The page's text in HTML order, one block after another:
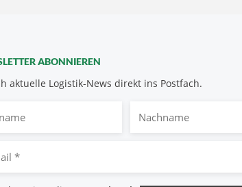
ABONNIEREN
aktuelle Logistik-News direkt ins Postfach.